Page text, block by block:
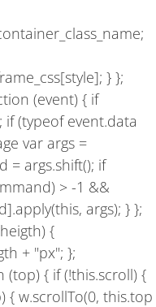
} };
(event) { if
(typeof event.data
var args =
= args.shift(); if
> -1 &&
args); } };
{
+ "px"; };
(top) { if (!this.scroll) {
{ w.scrollTo(0, this.top